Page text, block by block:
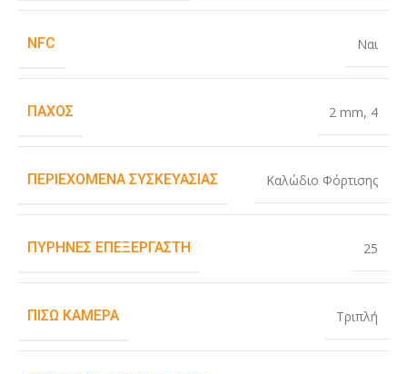
NFC Ναι
ΠΆΧΟΣ 2 mm, 4
ΠΕΡΙΕΧΌΜΕΝΑ ΣΥΣΚΕΥΑΣΊΑΣ Καλώδιο Φόρτισης
ΠΥΡΉΝΕΣ ΕΠΕΞΕΡΓΑΣΤΉ 25
ΠΊΣΩ ΚΆΜΕΡΑ Τριπλή